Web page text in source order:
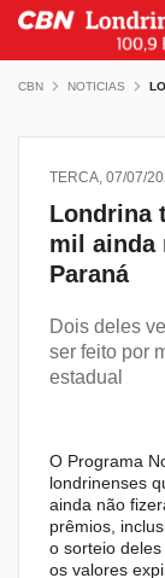
CBN NOTICIAS
TERCA, 07/07/
Londrina
mil ainda
Paraná
Dois deles
ser feito por
estadual
O Programa
londrinenses
ainda não
prêmios,
o sorteio
os valores